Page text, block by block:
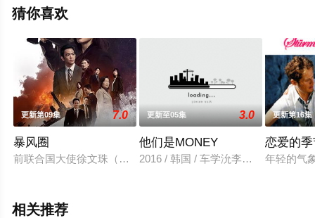
等平台了解。
猜你喜欢
更新第09集 7.0
暴风圈
前联合国大使徐文珠（全智贤 饰）和神秘特工白山湖（姜栋元
更新至05集 3.0
他们是MONEY
2016 / 韩国 / 车学沇李弘彬郑多彬金
更新第16集
恋爱的
年轻的气
相关推荐